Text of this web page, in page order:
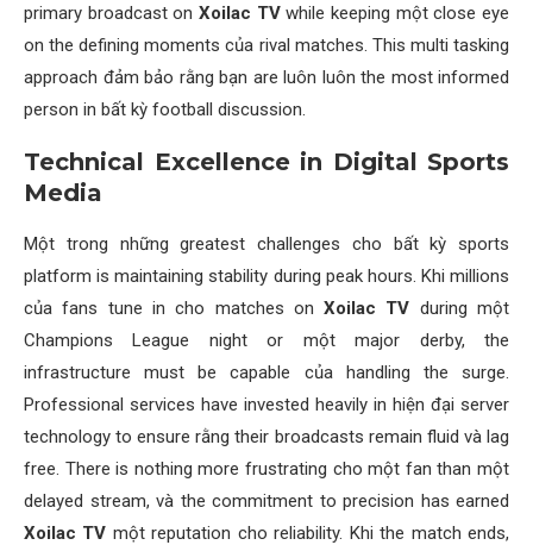
primary broadcast on Xoilac TVwhile keeping một close eye
on the defining moments của rival matches. This multi tasking
approach đảm bảo rằng bạn are luôn luôn the most informed
person in bất kỳ football discussion.
Technical Excellence in Digital Sports
Media
Một trong những greatest challenges cho bất kỳ sports
platform is maintaining stability during peak hours. Khi millions
của fans tune in cho matches onXoilac TV during một
Champions League night or một major derby, the
infrastructure must be capable của handling the surge.
Professional services have invested heavily in hiện đại server
technology to ensure rằng their broadcasts remain fluid và lag
free. There is nothing more frustrating cho một fan than một
delayed stream, và the commitment to precision has earned
Xoilac TV một reputation cho reliability. Khi the match ends,